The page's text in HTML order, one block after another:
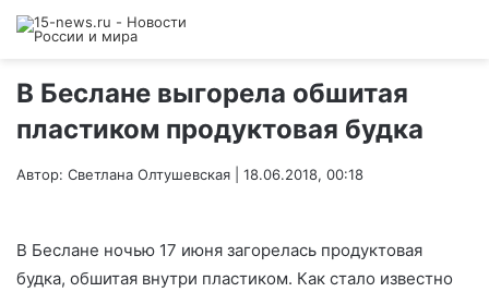
В Беслане выгорела обшитая
пластиком продуктовая будка
Автор: Светлана Олтушевская | 18.06.2018, 00:18
В Беслане ночью 17 июня загорелась продуктовая
будка, обшитая внутри пластиком. Как стало известно